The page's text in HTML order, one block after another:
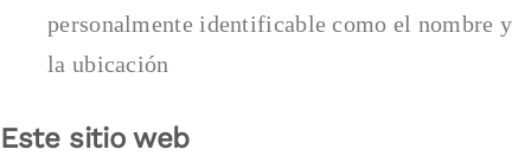
personalmente identificable como el nombre y
la ubicación
Este sitio web